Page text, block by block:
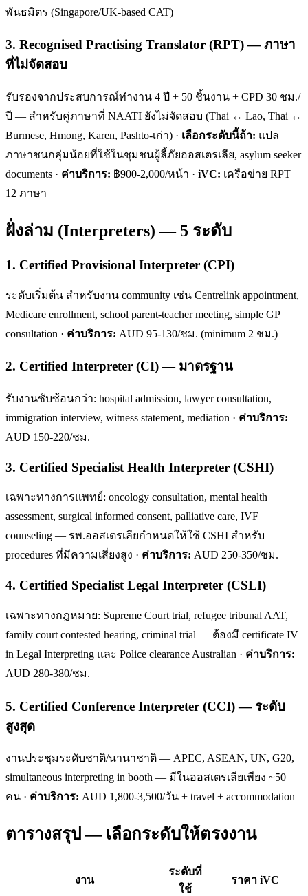
พันธมิตร (Singapore/UK-based CAT)
3. Recognised Practising Translator (RPT) — ภาษา
ที่ไม่จัดสอบ
รับรองจากประสบการณ์ทำงาน 4 ปี + 50 ชิ้นงาน + CPD 30 ชม./
ปี — สำหรับคู่ภาษาที่ NAATI ยังไม่จัดสอบ (Thai ↔ Lao, Thai ↔
Burmese, Hmong, Karen, Pashto-เก่า) · เลือกระดับนี้ถ้า: แปล
ภาษาชนกลุ่มน้อยที่ใช้ในชุมชนผู้ลี้ภัยออสเตรเลีย, asylum seeker
documents · ค่าบริการ: ฿900-2,000/หน้า · iVC: เครือข่าย RPT
12 ภาษา
ฝั่งล่าม (Interpreters) — 5 ระดับ
1. Certified Provisional Interpreter (CPI)
ระดับเริ่มต้น สำหรับงาน community เช่น Centrelink appointment,
Medicare enrollment, school parent-teacher meeting, simple GP
consultation · ค่าบริการ: AUD 95-130/ชม. (minimum 2 ชม.)
2. Certified Interpreter (CI) — มาตรฐาน
รับงานซับซ้อนกว่า: hospital admission, lawyer consultation,
immigration interview, witness statement, mediation · ค่าบริการ:
AUD 150-220/ชม.
3. Certified Specialist Health Interpreter (CSHI)
เฉพาะทางการแพทย์: oncology consultation, mental health
assessment, surgical informed consent, palliative care, IVF
counseling — รพ.ออสเตรเลียกำหนดให้ใช้ CSHI สำหรับ
procedures ที่มีความเสี่ยงสูง · ค่าบริการ: AUD 250-350/ชม.
4. Certified Specialist Legal Interpreter (CSLI)
เฉพาะทางกฎหมาย: Supreme Court trial, refugee tribunal AAT,
family court contested hearing, criminal trial — ต้องมี certificate IV
in Legal Interpreting และ Police clearance Australian · ค่าบริการ:
AUD 280-380/ชม.
5. Certified Conference Interpreter (CCI) — ระดับ
สูงสุด
งานประชุมระดับชาติ/นานาชาติ — APEC, ASEAN, UN, G20,
simultaneous interpreting in booth — มีในออสเตรเลียเพียง ~50
คน · ค่าบริการ: AUD 1,800-3,500/วัน + travel + accommodation
ตารางสรุป — เลือกระดับให้ตรงงาน
งาน
ระดับที่
ใช้
ราคา iVC